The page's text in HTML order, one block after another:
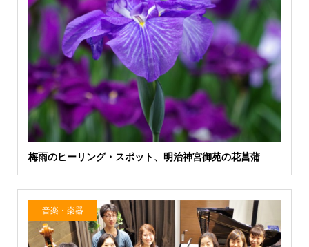
梅雨のヒーリング・スポット、明治神宮御苑の花菖蒲
音楽・楽器